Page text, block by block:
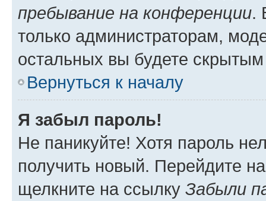
пребывание на конференции.
только администраторам,
остальных вы будете
Вернуться к началу
Я забыл пароль!
Не паникуйте! Хотя пароль
получить новый. Перейдите
щелкните на ссылку Забыли